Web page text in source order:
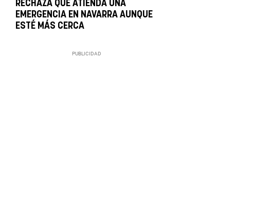
RECHAZA QUE ATIENDA UNA
EMERGENCIA EN NAVARRA AUNQUE
ESTÉ MÁS CERCA